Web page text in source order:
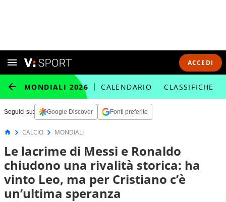
ACCEDI
MONDIALI 2026 CALENDARIO CLASSIFICHE
Seguici su: Google Discover Fonti preferite
CALCIO MONDIALI
Le lacrime di Messi e Ronaldo
chiudono una rivalità storica: ha
vinto Leo, ma per Cristiano c’è
un’ultima speranza